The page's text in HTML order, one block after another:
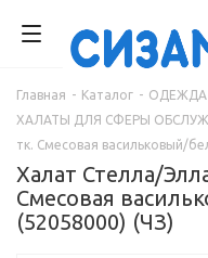
Главная - Каталог - ОДЕЖДА
ХАЛАТЫ ДЛЯ СФЕРЫ
тк. Смесовая васильковый/
Халат Стелла/
Смесовая
(52058000) (ЧЗ)